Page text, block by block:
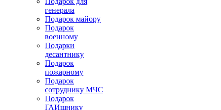
генерала
Подарок майору
Подарок
военному
Подарки
десантнику
Подарок
пожарному
Подарок
сотруднику МЧС
Подарок
ГАИшнику